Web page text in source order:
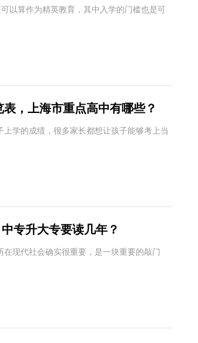
以算作为精英教育，其中入学的门槛也是可
，上海市重点高中有哪些？
学的成绩，很多家长都想让孩子能够考上当
专升大专要读几年？
现代社会确实很重要，是一块重要的敲门